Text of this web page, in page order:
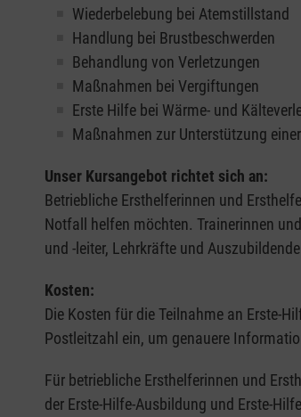
Wiederbelebung bei Atemstillstand
Handlung bei Brustbeschwerden
Behandlung von Verletzungen
Maßnahmen bei Vergiftungen
Erste Hilfe bei Wärme- und
Maßnahmen zur Unterstützung
Unser Kursangebot richtet sich an:
Betriebliche Ersthelferinnen und
Notfall helfen möchten. Trainerinnen
und -leiter, Lehrkräfte und
Kosten:
Die Kosten für die Teilnahme an Erste-
Postleitzahl ein, um genauere
Für betriebliche Ersthelferinnen und
der Erste-Hilfe-Ausbildung und Erste-